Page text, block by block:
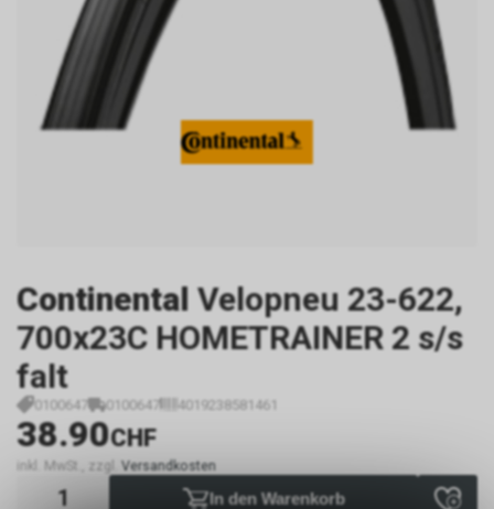
Continental Velopneu 23-622,
700x23C HOMETRAINER 2 s/s
falt
0100647 0100647 4019238581461
38.90CHF
inkl. MwSt., zzgl. Versandkosten
In den Warenkorb